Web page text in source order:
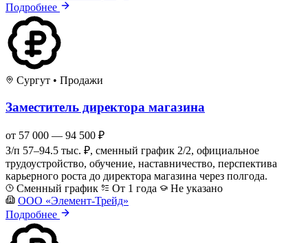
Подробнее
Сургут • Продажи
Заместитель директора магазина
от 57 000 — 94 500 ₽
З/п 57–94.5 тыс. ₽, сменный график 2/2, официальное
трудоустройство, обучение, наставничество, перспектива
карьерного роста до директора магазина через полгода.
Сменный график
От 1 года
Не указано
ООО «Элемент-Трейд»
Подробнее